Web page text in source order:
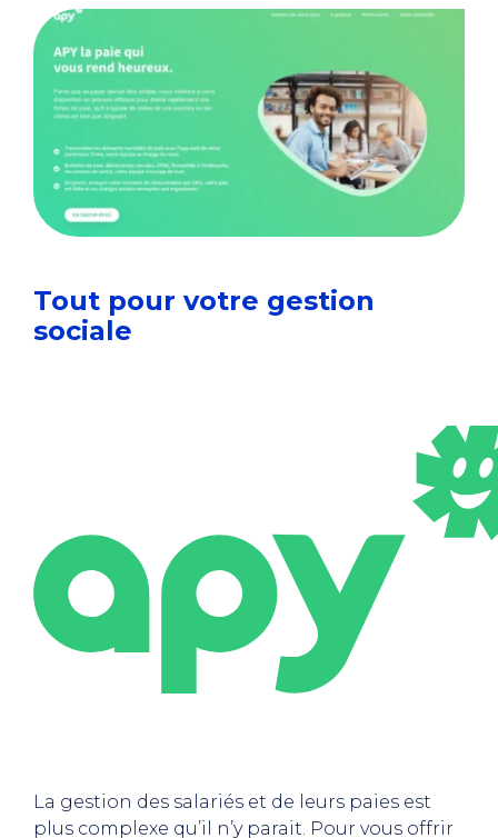
Tout pour votre gestion
sociale
La gestion des salariés et de leurs paies est
plus complexe qu’il n’y parait. Pour vous offrir